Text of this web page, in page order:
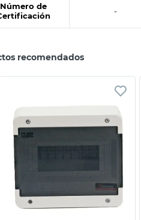
Número de
-
recomendados
Vista rápida